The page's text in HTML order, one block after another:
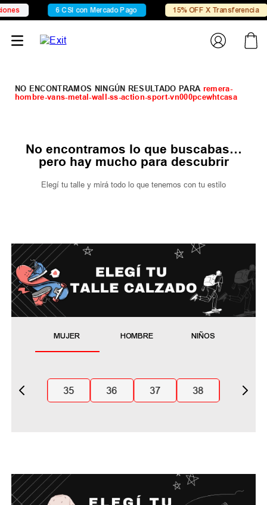
6 CSI con Mercado Pago 15% OFF X Transferencia
remera-
hombre-vans-metal-wall-ss-action-sport-vn000pcewhtcasa
No encontramos lo que buscabas…
pero hay mucho para descubrir
Elegí tu talle y mirá todo lo que tenemos con tu estilo
MUJER HOMBRE NIÑOS
35 36 37 38